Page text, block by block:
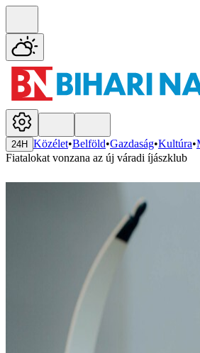
24H Közélet•Belföld•Gazdaság•Kultúra•
Fiatalokat vonzana az új váradi íjászklub